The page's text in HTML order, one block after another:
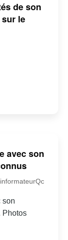
de son
le
avec son
son
Photos